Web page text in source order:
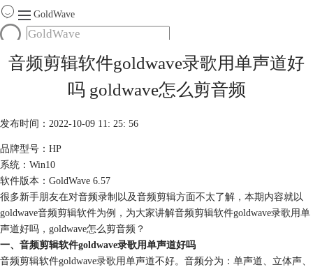
GoldWave
首页
产品
购买
音频剪辑软件goldwave录歌用单声道好
吗 goldwave怎么剪音频
发布时间：2022-10-09 11: 25: 56
品牌型号：HP
系统：Win10
软件版本：GoldWave 6.57
很多新手朋友在对音频录制以及音频剪辑方面不太了解，本期内容就以
goldwave音频剪辑软件为例，为大家讲解音频剪辑软件goldwave录歌用单
声道好吗，goldwave怎么剪音频？
一、音频剪辑软件goldwave录歌用单声道好吗
音频剪辑软件goldwave录歌用单声道不好。 音频分为：单声道、立体声、